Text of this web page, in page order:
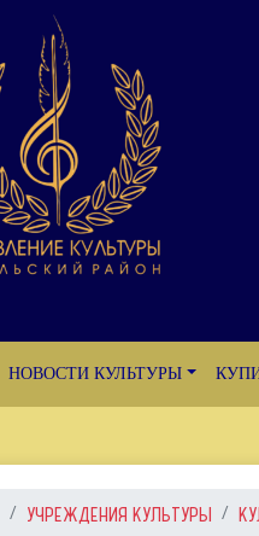
НОВОСТИ КУЛЬТУРЫ
УЧРЕЖДЕНИЯ КУЛЬТУРЫ